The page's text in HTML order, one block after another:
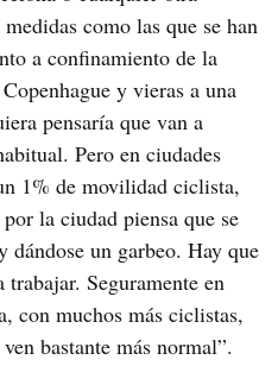
como las que se han
a confinamiento de la
y vieras a una
pensaría que van a
Pero en ciudades
1% de movilidad ciclista,
la ciudad piensa que se
dándose un garbeo. Hay que
trabajar. Seguramente en
con muchos más ciclistas,
bastante más normal”.